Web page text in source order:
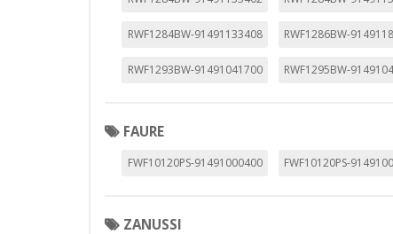
RWF1284BW-91491133408 RWF1286BW-
RWF1293BW-91491041700 RWF1295BW-
FAURE
FWF10120PS-91491000400 FWF10120PS-
ZANUSSI